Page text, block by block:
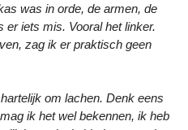
was in orde, de armen, de
er iets mis. Vooral het linker.
zag ik er praktisch geen
om lachen. Denk eens
ik het wel bekennen, ik heb